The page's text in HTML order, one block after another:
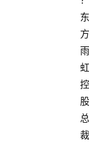
东
方
雨
虹
控
股
总
裁